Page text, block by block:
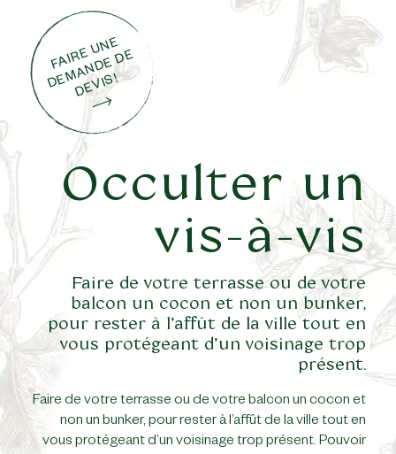
F
AI
R
E
U
N
E
D
E
M
A
N
D
E
D
E
D
E
VI
S!
Occulter un
vis-à-vis
Faire de votre terrasse ou de votre
balcon un cocon et non un bunker,
pour rester à l’affût de la ville tout en
vous protégeant d’un voisinage trop
présent.
Faire de votre terrasse ou de votre balcon un cocon et
non un bunker, pour rester à l’affût de la ville tout en
vous protégeant d’un voisinage trop présent. Pouvoir